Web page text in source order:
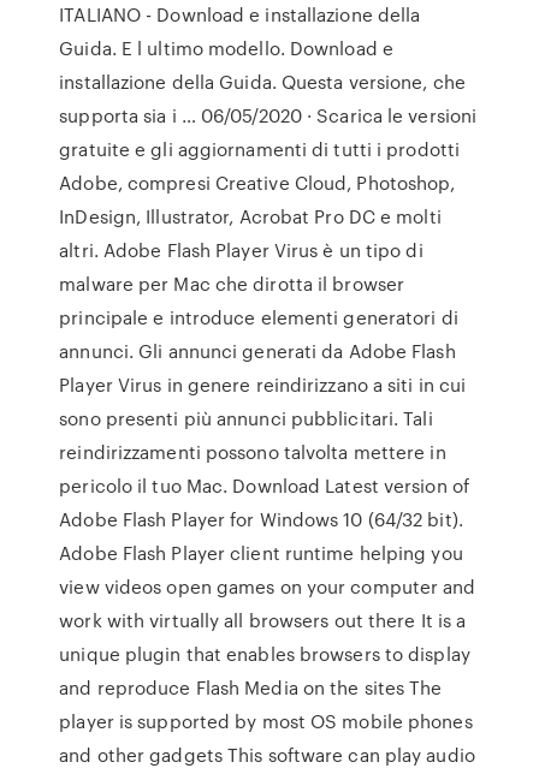
ITALIANO - Download e installazione della
Guida. E l ultimo modello. Download e
installazione della Guida. Questa versione, che
supporta sia i … 06/05/2020 · Scarica le versioni
gratuite e gli aggiornamenti di tutti i prodotti
Adobe, compresi Creative Cloud, Photoshop,
InDesign, Illustrator, Acrobat Pro DC e molti
altri. Adobe Flash Player Virus è un tipo di
malware per Mac che dirotta il browser
principale e introduce elementi generatori di
annunci. Gli annunci generati da Adobe Flash
Player Virus in genere reindirizzano a siti in cui
sono presenti più annunci pubblicitari. Tali
reindirizzamenti possono talvolta mettere in
pericolo il tuo Mac. Download Latest version of
Adobe Flash Player for Windows 10 (64/32 bit).
Adobe Flash Player client runtime helping you
view videos open games on your computer and
work with virtually all browsers out there It is a
unique plugin that enables browsers to display
and reproduce Flash Media on the sites The
player is supported by most OS mobile phones
and other gadgets This software can play audio